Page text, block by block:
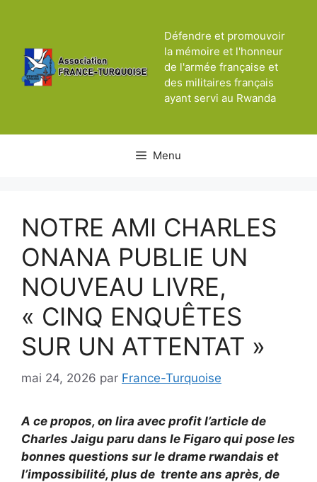
Défendre et promouvoir
la mémoire et l'honneur
de l'armée française et
des militaires français
ayant servi au Rwanda
Menu
NOTRE AMI CHARLES
ONANA PUBLIE UN
NOUVEAU LIVRE,
« CINQ ENQUÊTES
SUR UN ATTENTAT »
mai 24, 2026 par France-Turquoise
A ce propos, on lira avec profit l’article de
Charles Jaigu paru dans le Figaro qui pose les
bonnes questions sur le drame rwandais et
l’impossibilité, plus de trente ans après, de